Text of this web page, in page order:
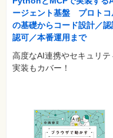
多数決による分類器の結合
……
IMDbの映画レビューデー
BoWモデルの紹介
第9章 機械学習の適用
学習済みのscikit-learn推
データストレージとして
ージェント基盤 プロトコ
の基礎からコード設計／認
認可／本番運用まで
高度なAI連携やセキュリテ
実装もカバー！